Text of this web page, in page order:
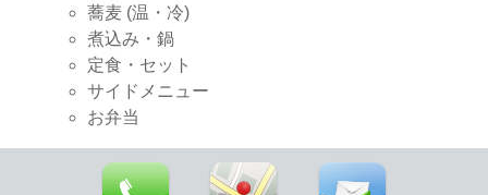
蕎麦 (温・冷)
煮込み・鍋
定食・セット
サイドメニュー
お弁当